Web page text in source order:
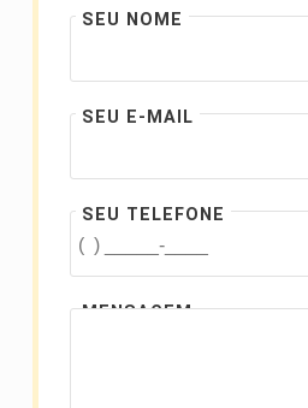
SEU NOME
SEU E-MAIL
SEU TELEFONE
MENSAGEM